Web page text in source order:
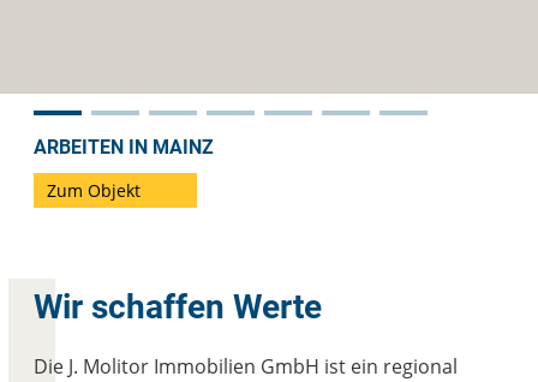
ARBEITEN IN MAINZ
Zum Objekt
Wir schaffen Werte
Die J. Molitor Immobilien GmbH ist ein regional